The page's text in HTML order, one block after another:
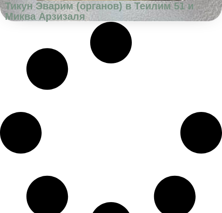
Тикун Эварим (органов) в Теилим 51 и
Миква Арзизаля